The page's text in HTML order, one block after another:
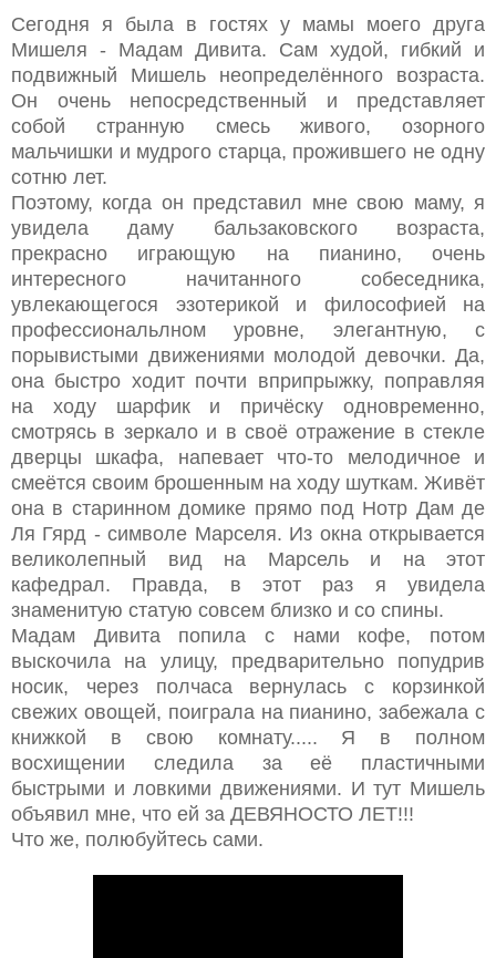
Сегодня я была в гостях у мамы моего друга
Мишеля - Мадам Дивита. Сам худой, гибкий и
подвижный Мишель неопределённого возраста.
Он очень непосредственный и представляет
собой странную смесь живого, озорного
мальчишки и мудрого старца, прожившего не одну
сотню лет.
Поэтому, когда он представил мне свою маму, я
увидела даму бальзаковского возраста,
прекрасно играющую на пианино, очень
интересного начитанного собеседника,
увлекающегося эзотерикой и философией на
профессиональлном уровне, элегантную, с
порывистыми движениями молодой девочки. Да,
она быстро ходит почти вприпрыжку, поправляя
на ходу шарфик и причёску одновременно,
смотрясь в зеркало и в своё отражение в стекле
дверцы шкафа, напевает что-то мелодичное и
смеётся своим брошенным на ходу шуткам. Живёт
она в старинном домике прямо под Нотр Дам де
Ля Гярд - символе Марселя. Из окна открывается
великолепный вид на Марсель и на этот
кафедрал. Правда, в этот раз я увидела
знаменитую статую совсем близко и со спины.
Мадам Дивита попила с нами кофе, потом
выскочила на улицу, предварительно попудрив
носик, через полчаса вернулась с корзинкой
свежих овощей, поиграла на пианино, забежала с
книжкой в свою комнату..... Я в полном
восхищении следила за её пластичными
быстрыми и ловкими движениями. И тут Мишель
объявил мне, что ей за ДЕВЯНОСТО ЛЕТ!!!
Что же, полюбуйтесь сами.